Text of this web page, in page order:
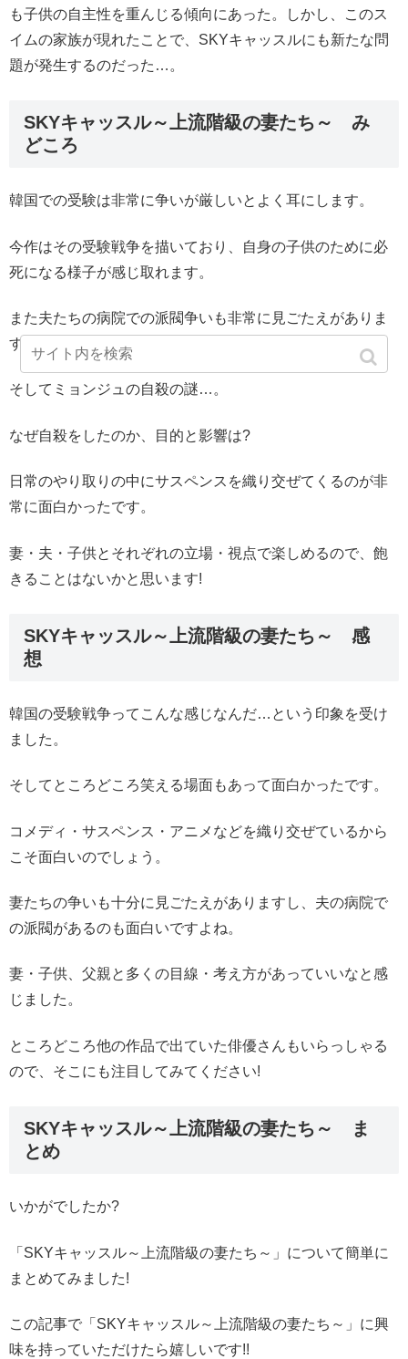
も子供の自主性を重んじる傾向にあった。しかし、このス
イムの家族が現れたことで、SKYキャッスルにも新たな問
題が発生するのだった…。
SKYキャッスル～上流階級の妻たち～ み
どころ
韓国での受験は非常に争いが厳しいとよく耳にします。
今作はその受験戦争を描いており、自身の子供のために必
死になる様子が感じ取れます。
また夫たちの病院での派閥争いも非常に見ごたえがありま
す。
そしてミョンジュの自殺の謎…。
なぜ自殺をしたのか、目的と影響は?
日常のやり取りの中にサスペンスを織り交ぜてくるのが非
常に面白かったです。
妻・夫・子供とそれぞれの立場・視点で楽しめるので、飽
きることはないかと思います!
SKYキャッスル～上流階級の妻たち～ 感
想
韓国の受験戦争ってこんな感じなんだ…という印象を受け
ました。
そしてところどころ笑える場面もあって面白かったです。
コメディ・サスペンス・アニメなどを織り交ぜているから
こそ面白いのでしょう。
妻たちの争いも十分に見ごたえがありますし、夫の病院で
の派閥があるのも面白いですよね。
妻・子供、父親と多くの目線・考え方があっていいなと感
じました。
ところどころ他の作品で出ていた俳優さんもいらっしゃる
ので、そこにも注目してみてください!
SKYキャッスル～上流階級の妻たち～ ま
とめ
いかがでしたか?
「SKYキャッスル～上流階級の妻たち～」について簡単に
まとめてみました!
この記事で「SKYキャッスル～上流階級の妻たち～」に興
味を持っていただけたら嬉しいです!!